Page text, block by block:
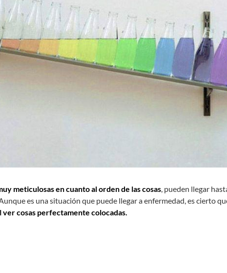
meticulosas en cuanto al orden de las cosas, pueden llegar
es una situación que puede llegar a enfermedad, es cierto
ver cosas perfectamente colocadas.